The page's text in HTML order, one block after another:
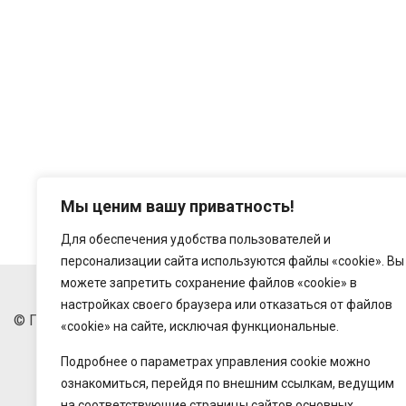
Мы ценим вашу приватность!
Для обеспечения удобства пользователей и
персонализации сайта используются файлы «cookie». Вы
можете запретить сохранение файлов «cookie» в
настройках своего браузера или отказаться от файлов
«cookie» на сайте, исключая функциональные.
Подробнее о параметрах управления cookie можно
ознакомиться, перейдя по внешним ссылкам, ведущим
© Государственное предприятие "Беларусьторг", 2018-